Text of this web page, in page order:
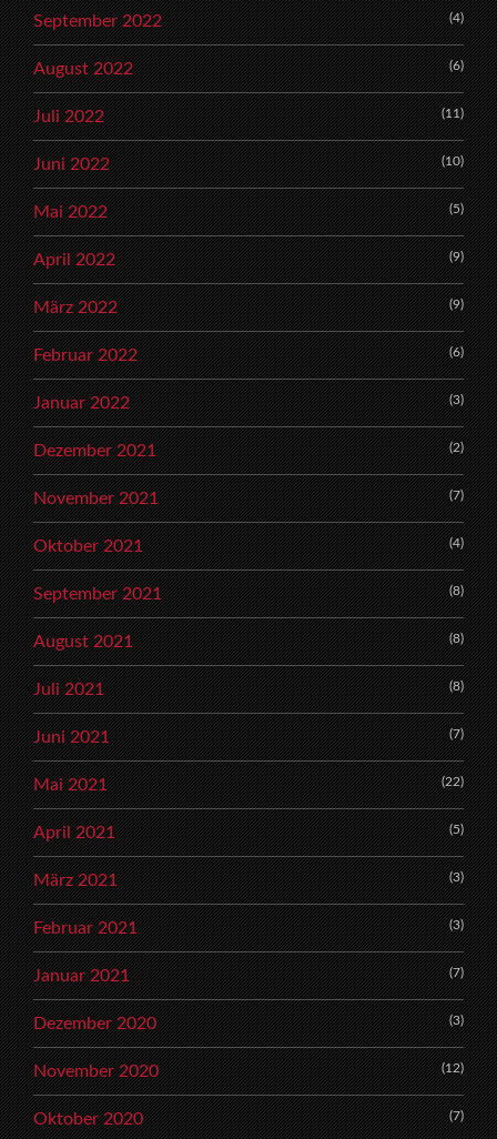
September 2022 (4)
August 2022 (6)
Juli 2022 (11)
Juni 2022 (10)
Mai 2022 (5)
April 2022 (9)
März 2022 (9)
Februar 2022 (6)
Januar 2022 (3)
Dezember 2021 (2)
November 2021 (7)
Oktober 2021 (4)
September 2021 (8)
August 2021 (8)
Juli 2021 (8)
Juni 2021 (7)
Mai 2021 (22)
April 2021 (5)
März 2021 (3)
Februar 2021 (3)
Januar 2021 (7)
Dezember 2020 (3)
November 2020 (12)
Oktober 2020 (7)